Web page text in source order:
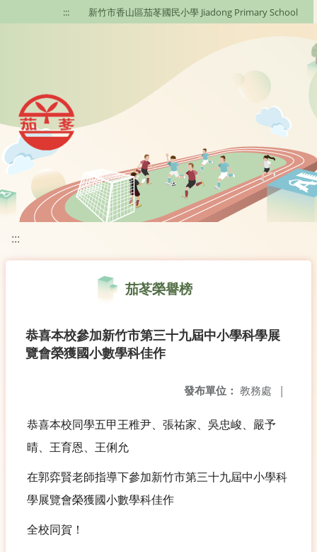
移至網頁之主要內容區位置
::: 新竹市香山區茄苳國民小學 Jiadong Primary School
:::
茄苳榮譽榜
恭喜本校參加新竹市第三十九屆中小學科學展
覽會榮獲國小數學科佳作
發布單位： 教務處 |
恭喜本校同學五甲王稚尹、張祐家、吳忠峻、嚴予
晴、王育恩、王俐允
在郭弈賢老師指導下參加新竹市第三十九屆中小學科
學展覽會榮獲國小數學科佳作
全校同賀！